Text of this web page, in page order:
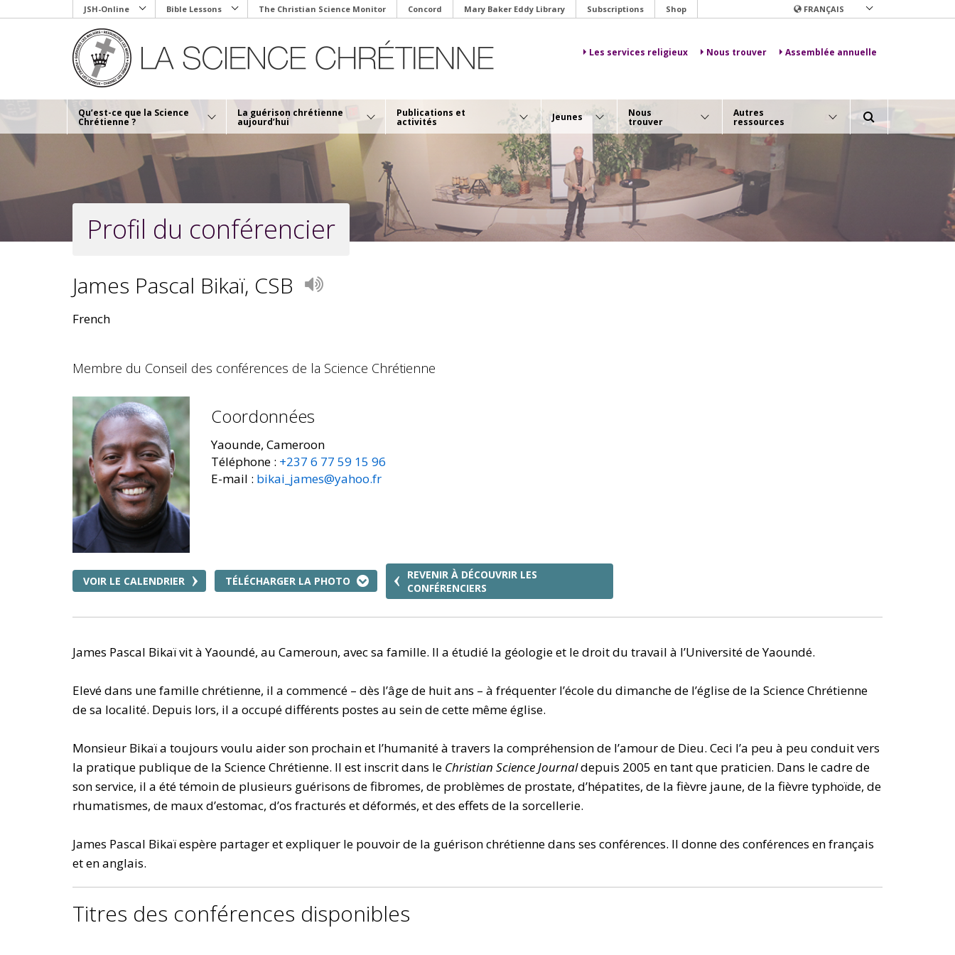
to
JSH-Online Bible Lessons The Christian Science Monitor Concord Mary Baker Eddy Library Subscriptions Shop FRANÇAIS
Les services religieux Nous trouver Assemblée annuelle
Qu’est-ce que la Science
Chrétienne ?
La guérison chrétienne
aujourd’hui
Publications et
activités Jeunes Nous
trouver
Autres
ressources
Profil du conférencier
James Pascal Bikaï, CSB Voir/Ecouter
French
Membre du Conseil des conférences de la Science Chrétienne
Coordonnées
Yaounde, Cameroon
Téléphone : +237 6 77 59 15 96
E-mail : bikai_james@yahoo.fr
VOIR LE CALENDRIER TÉLÉCHARGER LA PHOTO
REVENIR À DÉCOUVRIR LES
CONFÉRENCIERS
James Pascal Bikaï vit à Yaoundé, au Cameroun, avec sa famille. Il a étudié la géologie et le droit du travail à l’Université de Yaoundé.
Elevé dans une famille chrétienne, il a commencé – dès l’âge de huit ans – à fréquenter l’école du dimanche de l’église de la Science Chrétienne
de sa localité. Depuis lors, il a occupé différents postes au sein de cette même église.
Monsieur Bikaï a toujours voulu aider son prochain et l’humanité à travers la compréhension de l’amour de Dieu. Ceci l’a peu à peu conduit vers
la pratique publique de la Science Chrétienne. Il est inscrit dans le Christian Science Journaldepuis 2005 en tant que praticien. Dans le cadre de
son service, il a été témoin de plusieurs guérisons de fibromes, de problèmes de prostate, d’hépatites, de la fièvre jaune, de la fièvre typhoïde, de
rhumatismes, de maux d’estomac, d’os fracturés et déformés, et des effets de la sorcellerie.
James Pascal Bikaï espère partager et expliquer le pouvoir de la guérison chrétienne dans ses conférences. Il donne des conférences en français
et en anglais.
Titres des conférences disponibles